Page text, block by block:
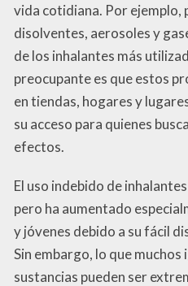
vida cotidiana. Por ejemplo,
disolventes, aerosoles y
de los inhalantes más
preocupante es que estos
en tiendas, hogares y
su acceso para quienes
efectos.
El uso indebido de
pero ha aumentado
y jóvenes debido a su fácil
Sin embargo, lo que muchos
sustancias pueden ser